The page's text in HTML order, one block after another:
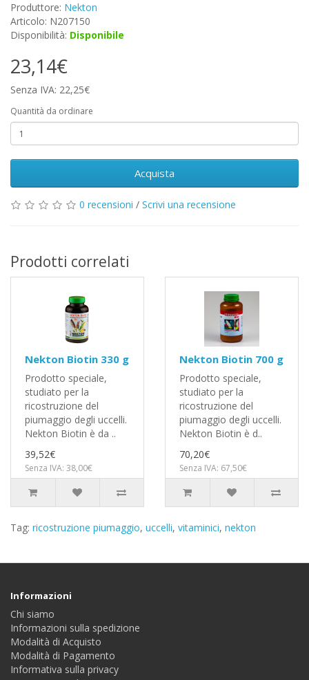
Produttore: Nekton
Articolo: N207150
Disponibilità: Disponibile
23,14€
Senza IVA: 22,25€
Quantità da ordinare
Acquista
0 recensioni / Scrivi una recensione
Prodotti correlati
Nekton Biotin 330 g
Prodotto speciale,
studiato per la
ricostruzione del
piumaggio degli uccelli.
Nekton Biotin è da ..
39,52€
Senza IVA: 38,00€
Nekton Biotin 700 g
Prodotto speciale,
studiato per la
ricostruzione del
piumaggio degli uccelli.
Nekton Biotin è d..
70,20€
Senza IVA: 67,50€
Tag: ricostruzione piumaggio, uccelli, vitaminici, nekton
Informazioni
Chi siamo
Informazioni sulla spedizione
Modalità di Acquisto
Modalità di Pagamento
Informativa sulla privacy